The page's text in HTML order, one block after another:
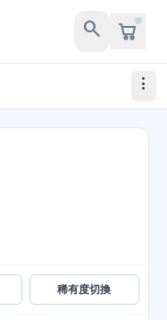
search
more_vert
稀有度切換